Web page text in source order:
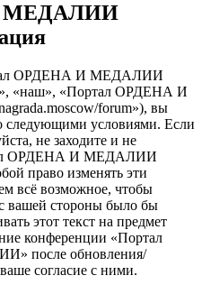
МЕДАЛИИ
ОРДЕНА И МЕДАЛИИ
«наш», «Портал ОРДЕНА И
forum»), вы
следующими условиями. Если
не заходите и не
ОРДЕНА И МЕДАЛИИ
право изменять эти
всё возможное, чтобы
вашей стороны было бы
этот текст на предмет
конференции «Портал
после обновления/
согласие с ними.